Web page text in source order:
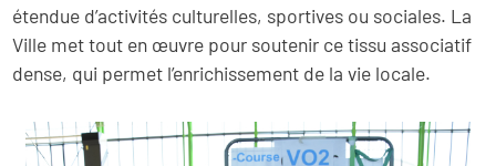
étendue d’activités culturelles, sportives ou sociales. La
Ville met tout en œuvre pour soutenir ce tissu associatif
dense, qui permet l’enrichissement de la vie locale.